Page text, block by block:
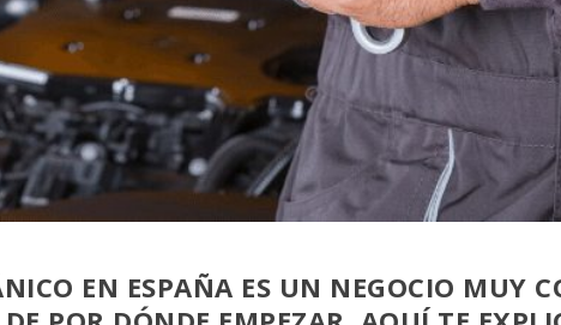
EN ESPAÑA ES UN NEGOCIO MUY